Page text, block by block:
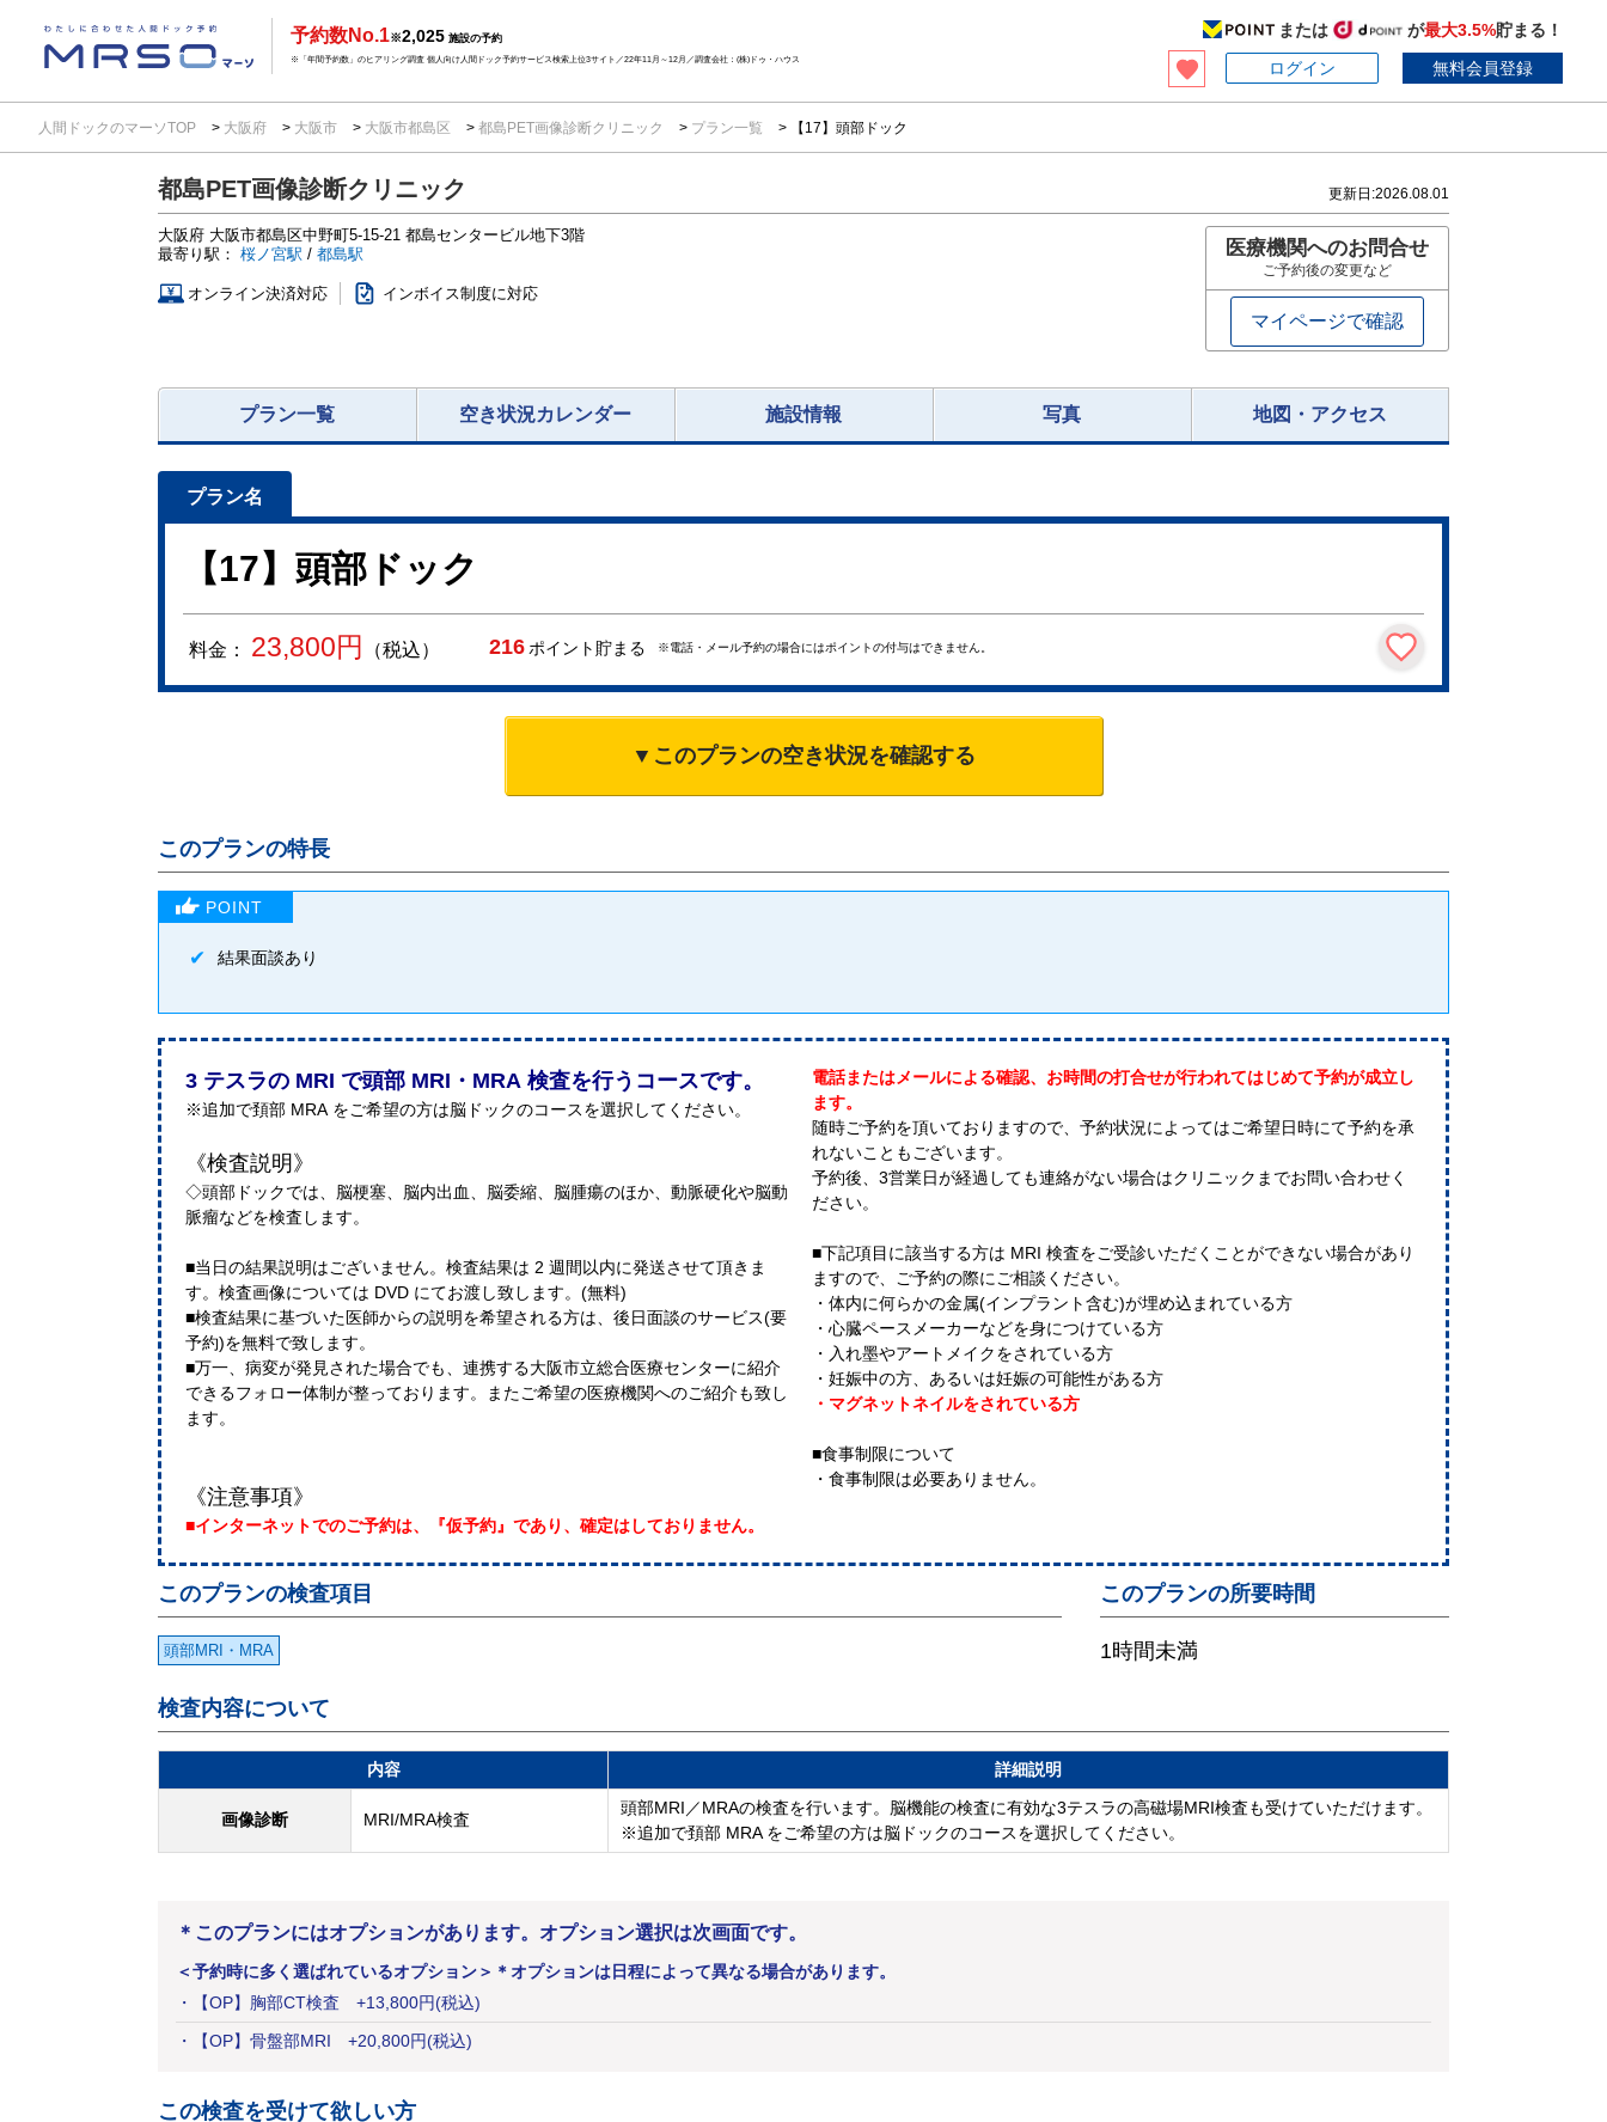
予約数No.1※2,025 施設の予約
※「年間予約数」のヒアリング調査 個人向け人間ドック予約サービス検索上位3サイト／22年11月～12月／調査会社：(株)ドゥ・ハウス
または が最大3.5%貯まる！
ログイン
無料会員登録
人間ドックのマーソTOP 大阪府 大阪市 大阪市都島区 都島PET画像診断クリニック プラン一覧 【17】頭部ドック
都島PET画像診断クリニック 更新日:2026.08.01
大阪府 大阪市都島区中野町5-15-21 都島センタービル地下3階
最寄り駅： 桜ノ宮駅 / 都島駅
オンライン決済対応 インボイス制度に対応
医療機関へのお問合せ
ご予約後の変更など
マイページで確認
プラン一覧 空き状況カレンダー 施設情報 写真 地図・アクセス
【17】頭部ドック
料金： 23,800円 （税込） 216 ポイント貯まる ※電話・メール予約の場合にはポイントの付与はできません。
▼このプランの空き状況を確認する
このプランの特長
結果面談あり
3 テスラの MRI で頭部 MRI・MRA 検査を行うコースです。
※追加で頚部 MRA をご希望の方は脳ドックのコースを選択してください。
《検査説明》
◇頭部ドックでは、脳梗塞、脳内出血、脳委縮、脳腫瘍のほか、動脈硬化や脳動
脈瘤などを検査します。
■当日の結果説明はございません。検査結果は 2 週間以内に発送させて頂きま
す。検査画像については DVD にてお渡し致します。(無料)
■検査結果に基づいた医師からの説明を希望される方は、後日面談のサービス(要
予約)を無料で致します。
■万一、病変が発見された場合でも、連携する大阪市立総合医療センターに紹介
できるフォロー体制が整っております。またご希望の医療機関へのご紹介も致し
ます。
《注意事項》
■インターネットでのご予約は、『仮予約』であり、確定はしておりません。
電話またはメールによる確認、お時間の打合せが行われてはじめて予約が成立し
ます。
随時ご予約を頂いておりますので、予約状況によってはご希望日時にて予約を承
れないこともございます。
予約後、3営業日が経過しても連絡がない場合はクリニックまでお問い合わせく
ださい。
■下記項目に該当する方は MRI 検査をご受診いただくことができない場合があり
ますので、ご予約の際にご相談ください。
・体内に何らかの金属(インプラント含む)が埋め込まれている方
・心臓ペースメーカーなどを身につけている方
・入れ墨やアートメイクをされている方
・妊娠中の方、あるいは妊娠の可能性がある方
・マグネットネイルをされている方
■食事制限について
・食事制限は必要ありません。
このプランの所要時間
1時間未満
このプランの検査項目
頭部MRI・MRA
検査内容について
内容 詳細説明
画像診断 MRI/MRA検査
頭部MRI／MRAの検査を行います。脳機能の検査に有効な3テスラの高磁場MRI検査も受けていただけます。
※追加で頚部 MRA をご希望の方は脳ドックのコースを選択してください。
＊このプランにはオプションがあります。オプション選択は次画面です。
＜予約時に多く選ばれているオプション＞ ＊オプションは日程によって異なる場合があります。
・
【OP】胸部CT検査 +13,800円(税込)
・
【OP】骨盤部MRI +20,800円(税込)
この検査を受けて欲しい方